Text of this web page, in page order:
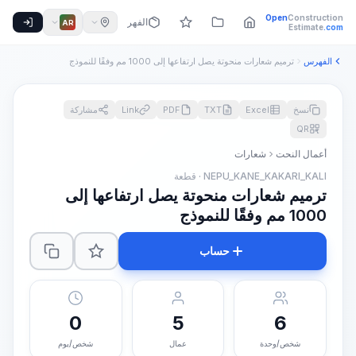
OpenConstruction
Estimate.com الفهرس AR
الفهرس ترميم شعارات منحوتة يصل ارتفاعها إلى 1000 مم وفقًا للنموذج
نسخ Excel
TXT
PDF
Link
مشاركة
QR
أعمال النحت
شعارات
NEPU_KANE_KAKARI_KALI · قطعة
ترميم شعارات منحوتة يصل ارتفاعها إلى
1000 مم وفقًا للنموذج
حساب
6
شخص/وحدة
5
عمال
0
شخص/يوم